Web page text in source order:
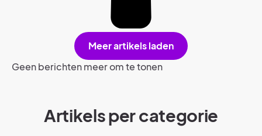
Meer artikels laden
Geen berichten meer om te tonen
Artikels per categorie​